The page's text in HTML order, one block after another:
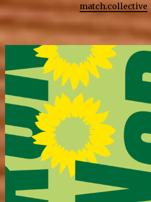
match.collective